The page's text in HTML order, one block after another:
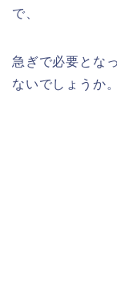
で、
急ぎで必要とな
ないでしょうか。